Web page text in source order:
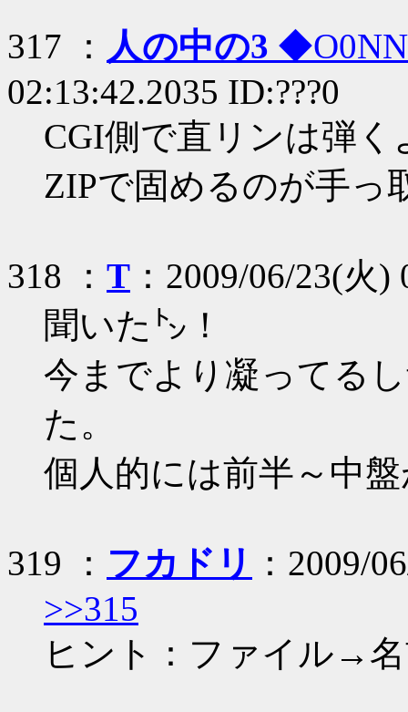
317 ： 人の中の3
02:13:42.2035 ID:???0
CGI側で直リンは弾
ZIPで固めるのが手っ
318 ： T ：2009/06/23(火)
聞いた㌧！
今までより凝ってる
た。
個人的には前半～中
319 ： フカドリ
：2009/
>>315
ヒント：ファイル→